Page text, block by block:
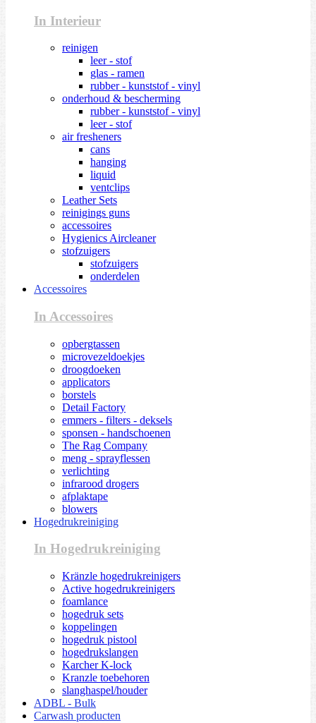
In Interieur
reinigen
leer - stof
glas - ramen
rubber - kunststof - vinyl
onderhoud & bescherming
rubber - kunststof - vinyl
leer - stof
air fresheners
cans
hanging
liquid
ventclips
Leather Sets
reinigings guns
accessoires
Hygienics Aircleaner
stofzuigers
stofzuigers
onderdelen
Accessoires
In Accessoires
opbergtassen
microvezeldoekjes
droogdoeken
applicators
borstels
Detail Factory
emmers - filters - deksels
sponsen - handschoenen
The Rag Company
meng - sprayflessen
verlichting
infrarood drogers
afplaktape
blowers
Hogedrukreiniging
In Hogedrukreiniging
Kränzle hogedrukreinigers
Active hogedrukreinigers
foamlance
hogedruk sets
koppelingen
hogedruk pistool
hogedrukslangen
Karcher K-lock
Kranzle toebehoren
slanghaspel/houder
ADBL - Bulk
Carwash producten